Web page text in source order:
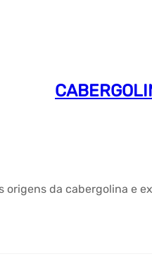
da cabergolina e